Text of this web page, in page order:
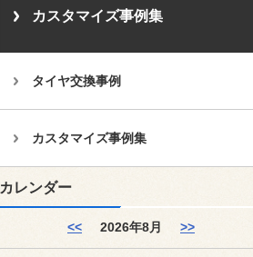
カスタマイズ事例集
タイヤ交換事例
カスタマイズ事例集
カレンダー
<< 2026年8月 >>